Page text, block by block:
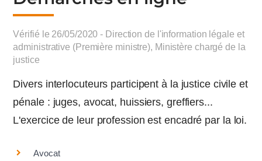
Vérifié le 26/05/2020 - Direction de l'information légale et
administrative (Première ministre), Ministère chargé de la
justice
Divers interlocuteurs participent à la justice civile et
pénale : juges, avocat, huissiers, greffiers...
L'exercice de leur profession est encadré par la loi.
Avocat